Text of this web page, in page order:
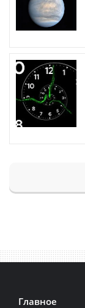
Главное